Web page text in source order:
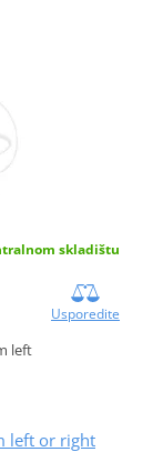
skladištu
Usporedite
left
left or right